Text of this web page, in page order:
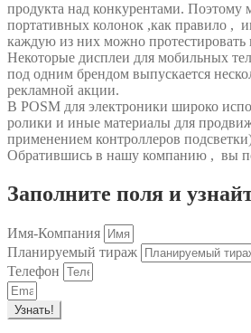
продукта над конкурентами.
портативных колонок ,как правило ,
каждую из них можно протестировать
Некоторые дисплеи для мобильных
под одним брендом выпускается
рекламной акции.
В POSM для электроники широко
ролики и иные материалы для
применением контроллеров
Обратившись в нашу компанию , вы
Заполните поля и
Имя-Компания
Планируемый тираж
Телефон
Узнать!